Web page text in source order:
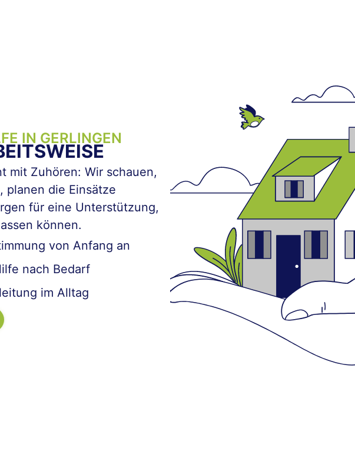
IN GERLINGEN
mit Zuhören: Wir schauen,
planen die Einsätze
für eine Unterstützung,
können.
von Anfang an
nach Bedarf
im Alltag